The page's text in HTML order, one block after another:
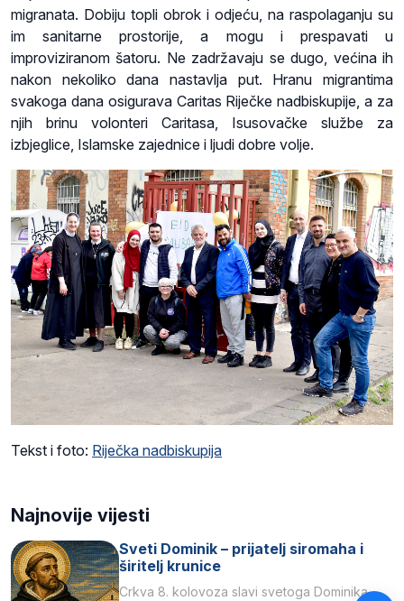
migranata. Dobiju topli obrok i odjeću, na raspolaganju su
im sanitarne prostorije, a mogu i prespavati u
improviziranom šatoru. Ne zadržavaju se dugo, većina ih
nakon nekoliko dana nastavlja put. Hranu migrantima
svakoga dana osigurava Caritas Riječke nadbiskupije, a za
njih brinu volonteri Caritasa, Isusovačke službe za
izbjeglice, Islamske zajednice i ljudi dobre volje.
Tekst i foto: Riječka nadbiskupija
Najnovije vijesti
Sveti Dominik – prijatelj siromaha i
širitelj krunice
Crkva 8. kolovoza slavi svetoga Dominika